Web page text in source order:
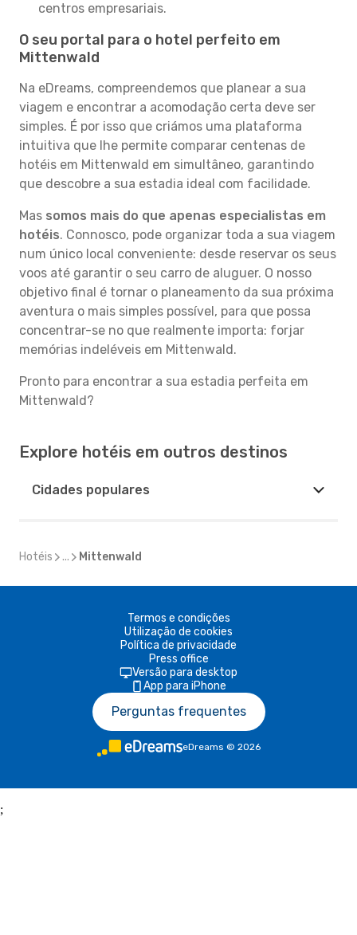
centros empresariais.
O seu portal para o hotel perfeito em
Mittenwald
Na eDreams, compreendemos que planear a sua
viagem e encontrar a acomodação certa deve ser
simples. É por isso que criámos uma plataforma
intuitiva que lhe permite comparar centenas de
hotéis em Mittenwald em simultâneo, garantindo
que descobre a sua estadia ideal com facilidade.
Mas somos mais do que apenas especialistas em
hotéis. Connosco, pode organizar toda a sua viagem
num único local conveniente: desde reservar os seus
voos até garantir o seu carro de aluguer. O nosso
objetivo final é tornar o planeamento da sua próxima
aventura o mais simples possível, para que possa
concentrar-se no que realmente importa: forjar
memórias indeléveis em Mittenwald.
Pronto para encontrar a sua estadia perfeita em
Mittenwald?
Explore hotéis em outros destinos
Cidades populares
Hotéis ... Mittenwald
Termos e condições
Utilização de cookies
Política de privacidade
Press office
Versão para desktop
App para iPhone
Perguntas frequentes
eDreams © 2026
;